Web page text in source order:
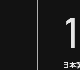
日本